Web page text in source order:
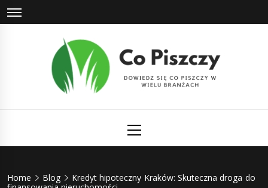
Skip
to
Menu
Home Blog
Kredyt hipoteczny Kraków: Skuteczna droga do